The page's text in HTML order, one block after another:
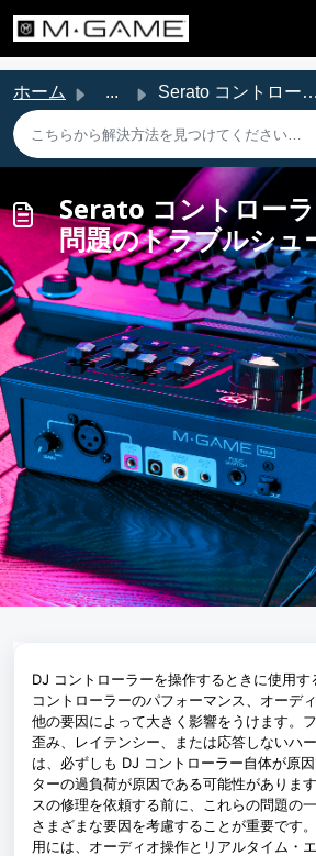
ホーム ... Serato コントローラーの一般的な問題のトラブルシューティング
Serato コントロー
問題のトラブルシュ
DJ コントローラーを操作するときに使用す
コントローラーのパフォーマンス、オーデ
他の要因によって大きく影響をうけます。
歪み、レイテンシー、または応答しないハ
は、必ずしも DJ コントローラー自体が原
ターの過負荷が原因である可能性がありま
スの修理を依頼する前に、これらの問題の
さまざまな要因を考慮することが重要です
用には、オーディオ操作とリアルタイム・